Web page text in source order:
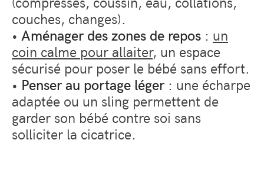
couches, changes).
• Aménager des zones de repos : un
coin calme pour allaiter, un espace
sécurisé pour poser le bébé sans effort.
• Penser au portage léger: une écharpe
adaptée ou un sling permettent de
garder son bébé contre soi sans
solliciter la cicatrice.